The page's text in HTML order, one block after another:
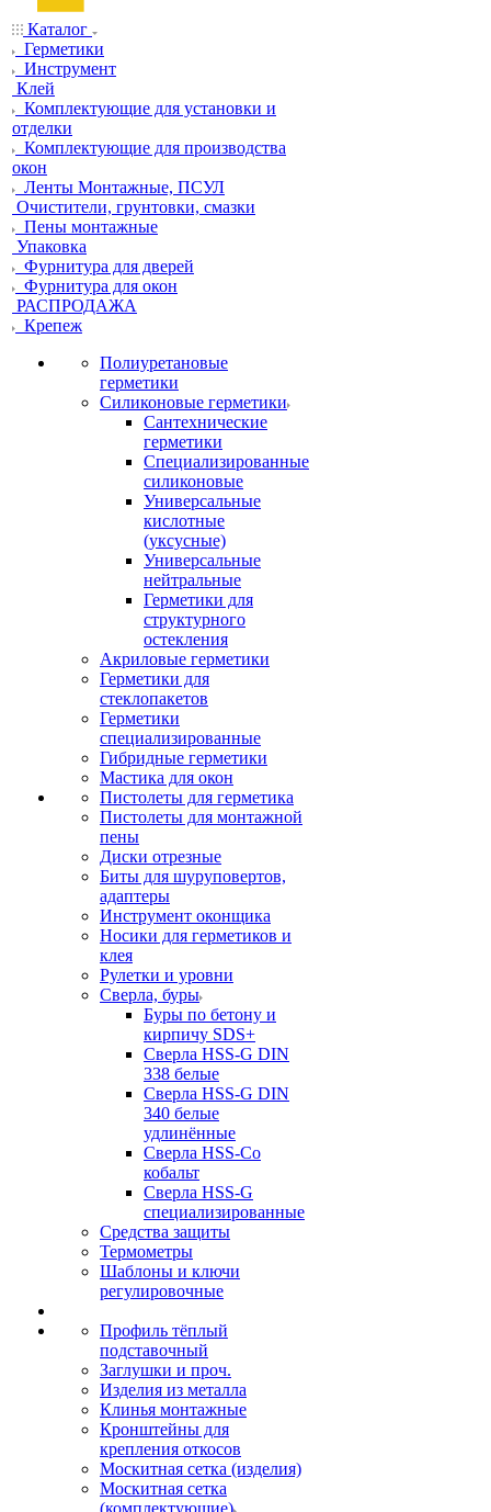
Каталог
Герметики
Инструмент
Клей
Комплектующие для установки и
отделки
Комплектующие для производства
окон
Ленты Монтажные, ПСУЛ
Очистители, грунтовки, смазки
Пены монтажные
Упаковка
Фурнитура для дверей
Фурнитура для окон
РАСПРОДАЖА
Крепеж
Полиуретановые
герметики
Силиконовые герметики
Сантехнические
герметики
Специализированные
силиконовые
Универсальные
кислотные
(уксусные)
Универсальные
нейтральные
Герметики для
структурного
остекления
Акриловые герметики
Герметики для
стеклопакетов
Герметики
специализированные
Гибридные герметики
Мастика для окон
Пистолеты для герметика
Пистолеты для монтажной
пены
Диски отрезные
Биты для шуруповертов,
адаптеры
Инструмент оконщика
Носики для герметиков и
клея
Рулетки и уровни
Сверла, буры
Буры по бетону и
кирпичу SDS+
Сверла HSS-G DIN
338 белые
Сверла HSS-G DIN
340 белые
удлинённые
Сверла HSS-Co
кобальт
Сверла HSS-G
специализированные
Средства защиты
Термометры
Шаблоны и ключи
регулировочные
Профиль тёплый
подставочный
Заглушки и проч.
Изделия из металла
Клинья монтажные
Кронштейны для
крепления откосов
Москитная сетка (изделия)
Москитная сетка
(комплектующие)